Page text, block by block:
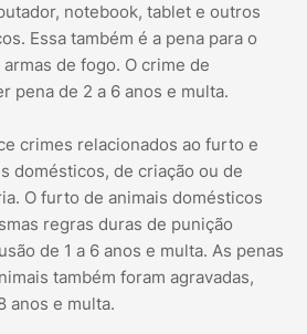
notebook, tablet e outros
Essa também é a pena para o
de fogo. O crime de
pena de 2 a 6 anos e multa.
crimes relacionados ao furto e
domésticos, de criação ou de
O furto de animais domésticos
regras duras de punição
de 1 a 6 anos e multa. As penas
também foram agravadas,
anos e multa.